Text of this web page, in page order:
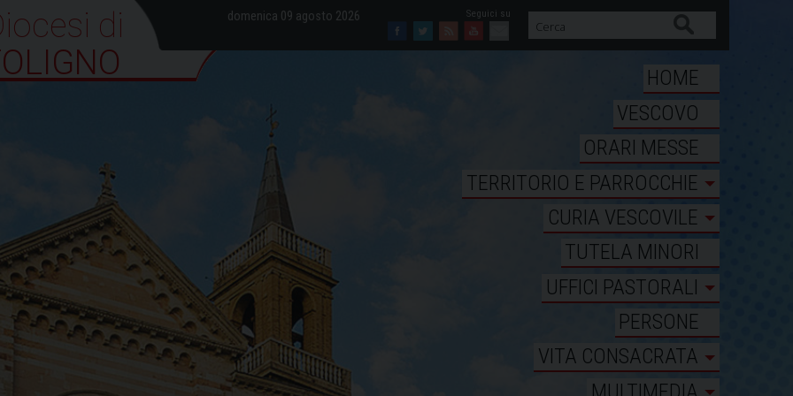
domenica 09 agosto 2026
Facebook
Twitter
FeedYoutube
Mail
di Foligno
HOME
VESCOVO
ORARI MESSE
TERRITORIO E PARROCCHIE
CURIA VESCOVILE
TUTELA MINORI
UFFICI PASTORALI
PERSONE
VITA CONSACRATA